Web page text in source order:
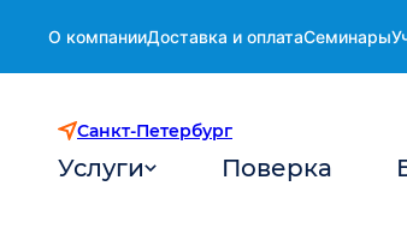
О компанииДоставка и оплатаСеминары
Санкт-Петербург
Услуги Поверка